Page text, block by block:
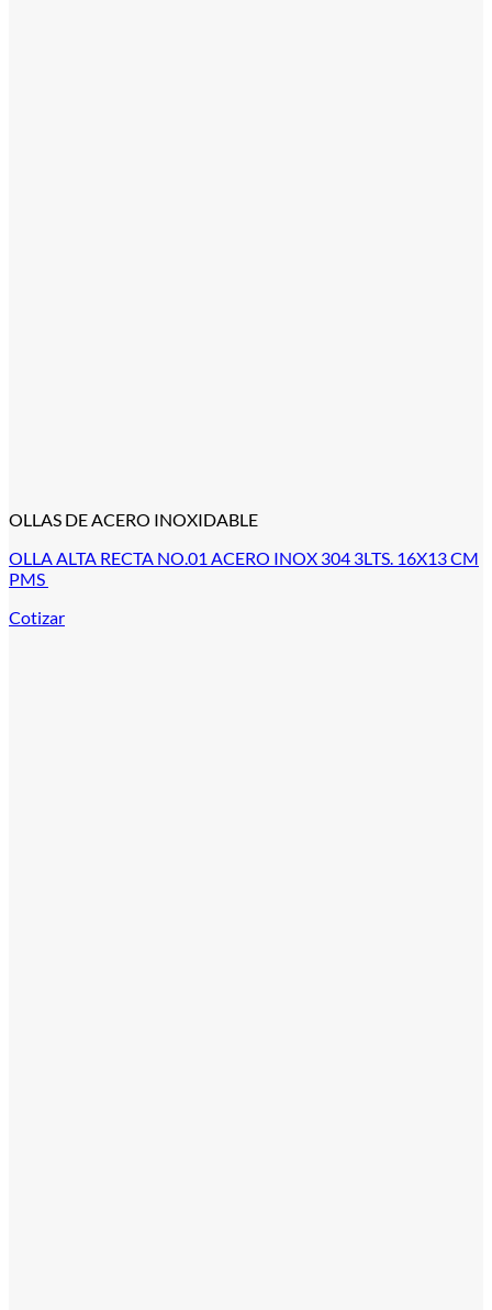
OLLAS DE ACERO INOXIDABLE
OLLA ALTA RECTA NO.01 ACERO INOX 304 3LTS. 16X13 CM
PMS
Cotizar